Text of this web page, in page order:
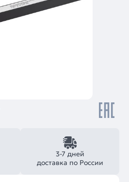
3-7 дней
доставка по России